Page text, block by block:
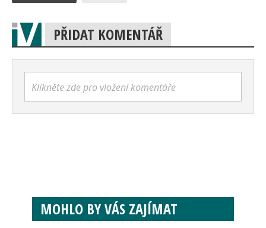
PŘIDAT KOMENTÁŘ
Klikněte zde pro vložení komentáře
MOHLO BY VÁS ZAJÍMAT